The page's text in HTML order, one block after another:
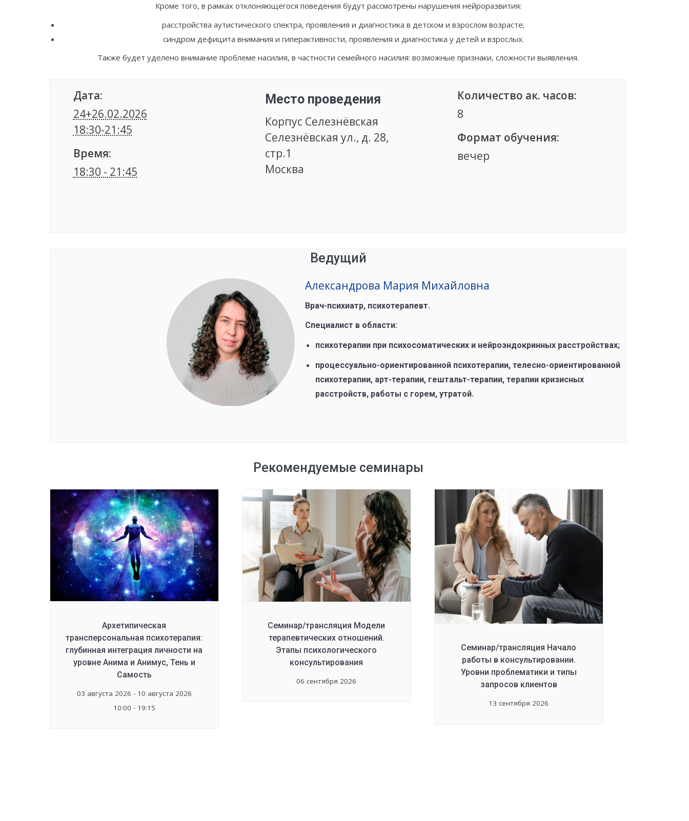
Кроме того, в рамках отклоняющегося поведения будут рассмотрены нарушения нейроразвития:
расстройства аутистического спектра, проявления и диагностика в детском и взрослом возрасте;
синдром дефицита внимания и гиперактивности, проявления и диагностика у детей и взрослых.
Также будет уделено внимание проблеме насилия, в частности семейного насилия: возможные признаки, сложности выявления.
Дата:
24+26.02.2026
18:30-21:45
Время:
18:30 - 21:45
Место проведения
Корпус Селезнёвская
Селезнёвская ул., д. 28,
стр.1
Москва
Количество ак. часов:
8
Формат обучения:
вечер
Ведущий
Александрова Мария Михайловна
Врач-психиатр, психотерапевт.
Специалист в области:
психотерапии при психосоматических и нейроэндокринных расстройствах;
процессуально-ориентированной психотерапии, телесно-ориентированной
психотерапии, арт-терапии, гештальт-терапии, терапии кризисных
расстройств, работы с горем, утратой.
Рекомендуемые семинары
Архетипическая
трансперсональная психотерапия:
глубинная интеграция личности на
уровне Анима и Анимус, Тень и
Самость
03 августа 2026 - 10 августа 2026
10:00 - 19:15
Семинар/трансляция Модели
терапевтических отношений.
Этапы психологического
консультирования
06 сентября 2026
Семинар/трансляция Начало
работы в консультировании.
Уровни проблематики и типы
запросов клиентов
13 сентября 2026